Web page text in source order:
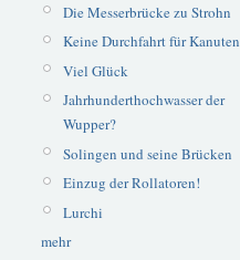
Die Messerbrücke zu Strohn
Keine Durchfahrt für Kanuten
Viel Glück
Jahrhunderthochwasser der
Wupper?
Solingen und seine Brücken
Einzug der Rollatoren!
Lurchi
mehr